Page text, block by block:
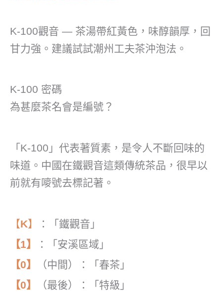
K-100觀音 — 茶湯帶紅黃色，味醇韻厚，回
甘力強。建議試試潮州工夫茶沖泡法。
K-100 密碼
為甚麼茶名會是編號？
「K-100」代表著質素，是令人不斷回味的
味道。中國在鐵觀音這類傳統茶品，很早以
前就有嘜號去標記著。
【K】
：「鐵觀音」
【1】
：「安溪區域」
【0】
（中間）：「春茶」
【0】
（最後）：「特級」